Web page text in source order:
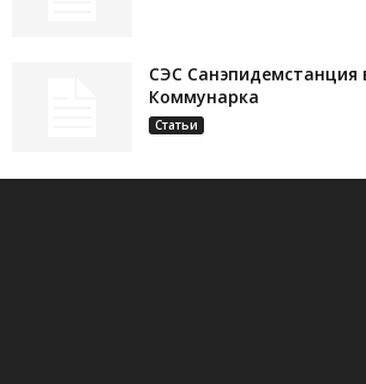
СЭС Санэпидемстанция
Коммунарка
Статьи